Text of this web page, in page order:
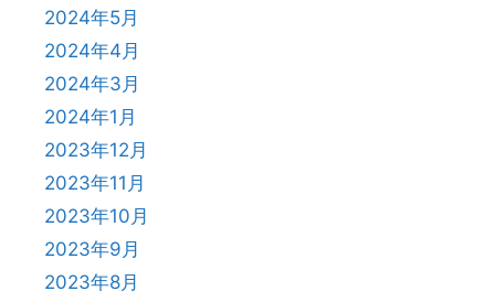
2024年5月
2024年4月
2024年3月
2024年1月
2023年12月
2023年11月
2023年10月
2023年9月
2023年8月